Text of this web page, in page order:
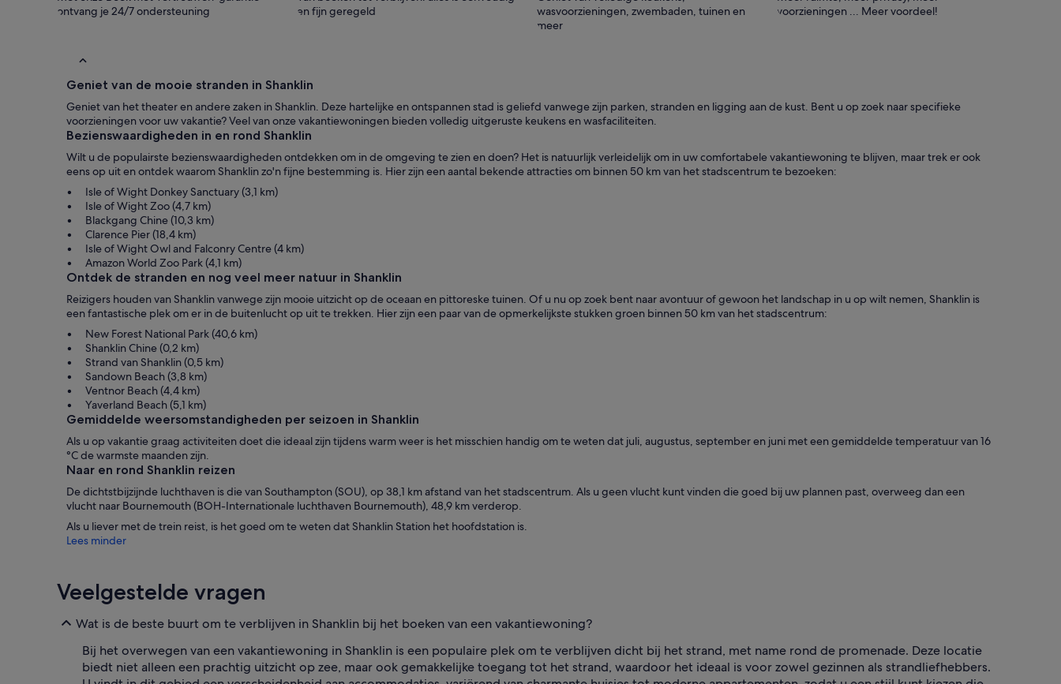
ontvang je 24/7 ondersteuning
en fijn geregeld
wasvoorzieningen, zwembaden, tuinen en
meer
voorzieningen ... Meer voordeel!
Geniet van de mooie stranden in Shanklin
Geniet van het theater en andere zaken in Shanklin. Deze hartelijke en ontspannen stad is geliefd vanwege zijn parken, stranden en ligging aan de kust. Bent u op zoek naar specifieke
voorzieningen voor uw vakantie? Veel van onze vakantiewoningen bieden volledig uitgeruste keukens en wasfaciliteiten.
Bezienswaardigheden in en rond Shanklin
Wilt u de populairste bezienswaardigheden ontdekken om in de omgeving te zien en doen? Het is natuurlijk verleidelijk om in uw comfortabele vakantiewoning te blijven, maar trek er ook
eens op uit en ontdek waarom Shanklin zo'n fijne bestemming is. Hier zijn een aantal bekende attracties om binnen 50 km van het stadscentrum te bezoeken:
Isle of Wight Donkey Sanctuary (3,1 km)
Isle of Wight Zoo (4,7 km)
Blackgang Chine (10,3 km)
Clarence Pier (18,4 km)
Isle of Wight Owl and Falconry Centre (4 km)
Amazon World Zoo Park (4,1 km)
Ontdek de stranden en nog veel meer natuur in Shanklin
Reizigers houden van Shanklin vanwege zijn mooie uitzicht op de oceaan en pittoreske tuinen. Of u nu op zoek bent naar avontuur of gewoon het landschap in u op wilt nemen, Shanklin is
een fantastische plek om er in de buitenlucht op uit te trekken. Hier zijn een paar van de opmerkelijkste stukken groen binnen 50 km van het stadscentrum:
New Forest National Park (40,6 km)
Shanklin Chine (0,2 km)
Strand van Shanklin (0,5 km)
Sandown Beach (3,8 km)
Ventnor Beach (4,4 km)
Yaverland Beach (5,1 km)
Gemiddelde weersomstandigheden per seizoen in Shanklin
Als u op vakantie graag activiteiten doet die ideaal zijn tijdens warm weer is het misschien handig om te weten dat juli, augustus, september en juni met een gemiddelde temperatuur van 16
°C de warmste maanden zijn.
Naar en rond Shanklin reizen
De dichtstbijzijnde luchthaven is die van Southampton (SOU), op 38,1 km afstand van het stadscentrum. Als u geen vlucht kunt vinden die goed bij uw plannen past, overweeg dan een
vlucht naar Bournemouth (BOH-Internationale luchthaven Bournemouth), 48,9 km verderop.
Als u liever met de trein reist, is het goed om te weten dat Shanklin Station het hoofdstation is.
Lees minder
Veelgestelde vragen
Wat is de beste buurt om te verblijven in Shanklin bij het boeken van een vakantiewoning?
Bij het overwegen van een vakantiewoning in Shanklin is een populaire plek om te verblijven dicht bij het strand, met name rond de promenade. Deze locatie
biedt niet alleen een prachtig uitzicht op zee, maar ook gemakkelijke toegang tot het strand, waardoor het ideaal is voor zowel gezinnen als strandliefhebbers.